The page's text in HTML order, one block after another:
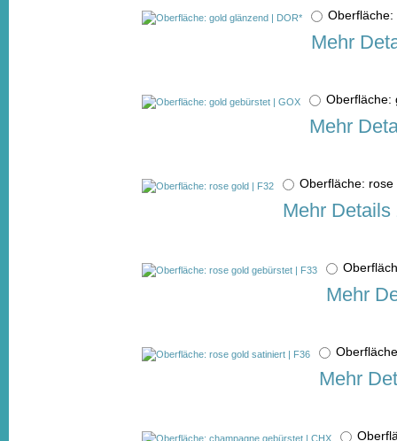
Mehr
Mehr
Oberfläche:
Mehr
Mehr
Mehr